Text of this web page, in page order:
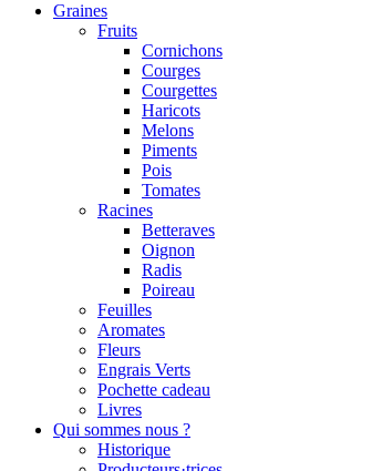
Graines
Fruits
Cornichons
Courges
Courgettes
Haricots
Melons
Piments
Pois
Tomates
Racines
Betteraves
Oignon
Radis
Poireau
Feuilles
Aromates
Fleurs
Engrais Verts
Pochette cadeau
Livres
Qui sommes nous ?
Historique